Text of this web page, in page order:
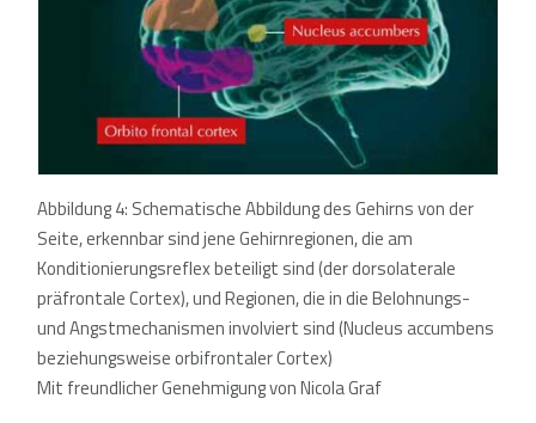
Abbildung 4: Schematische Abbildung des Gehirns von der
Seite, erkennbar sind jene Gehirnregionen, die am
Konditionierungsreflex beteiligt sind (der dorsolaterale
präfrontale Cortex), und Regionen, die in die Belohnungs-
und Angstmechanismen involviert sind (Nucleus accumbens
beziehungsweise orbifrontaler Cortex)
Mit freundlicher Genehmigung von Nicola Graf